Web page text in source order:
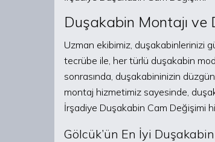
Duşakabin Montajı ve
Uzman ekibimiz, duşakabinlerinizi
tecrübe ile, her türlü duşakabin
sonrasında, duşakabininizin
montaj hizmetimiz sayesinde,
İrşadiye Duşakabin Cam Değişimi
Gölcük’ün En İyi Duşakabin